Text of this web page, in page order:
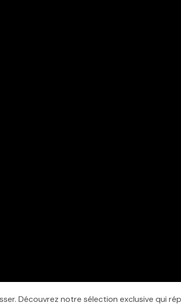
Découvrez notre sélection exclusive qui